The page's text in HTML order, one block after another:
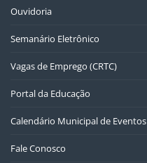
Ouvidoria
Semanário Eletrônico
Vagas de Emprego (CRTC)
Portal da Educação
Calendário Municipal de Eventos
Fale Conosco